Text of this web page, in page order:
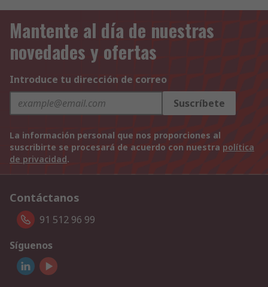
Mantente al día de nuestras
novedades y ofertas
Introduce tu dirección de correo
Suscríbete
La información personal que nos proporciones al
suscribirte se procesará de acuerdo con nuestra política
de privacidad.
Contáctanos
91 512 96 99
Síguenos